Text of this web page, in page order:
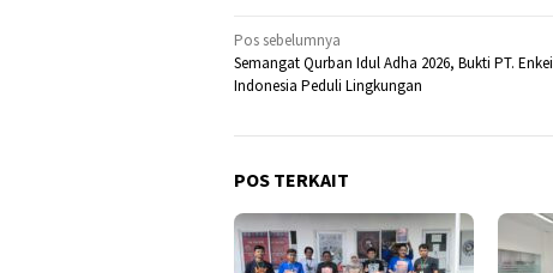
Navigasi
pos
Pos sebelumnya
Semangat Qurban Idul Adha 2026, Bukti PT. Enkei
Indonesia Peduli Lingkungan
POS TERKAIT